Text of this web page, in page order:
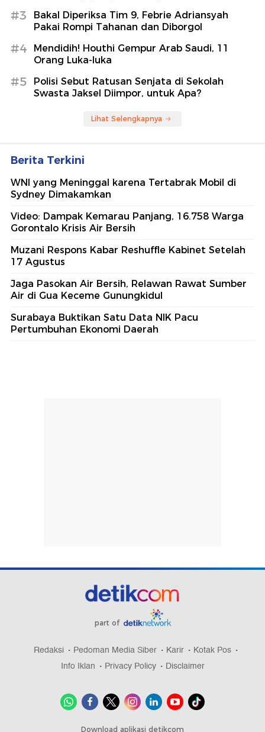
#3
Bakal Diperiksa Tim 9, Febrie Adriansyah
Pakai Rompi Tahanan dan Diborgol
#4
Mendidih! Houthi Gempur Arab Saudi, 11
Orang Luka-luka
#5
Polisi Sebut Ratusan Senjata di Sekolah
Swasta Jaksel Diimpor, untuk Apa?
Lihat Selengkapnya
Berita Terkini
WNI yang Meninggal karena Tertabrak Mobil di
Sydney Dimakamkan
Video: Dampak Kemarau Panjang, 16.758 Warga
Gorontalo Krisis Air Bersih
Muzani Respons Kabar Reshuffle Kabinet Setelah
17 Agustus
Jaga Pasokan Air Bersih, Relawan Rawat Sumber
Air di Gua Keceme Gunungkidul
Surabaya Buktikan Satu Data NIK Pacu
Pertumbuhan Ekonomi Daerah
part of
Redaksi Pedoman Media Siber Karir
Kotak Pos
Info Iklan
Privacy Policy Disclaimer
Download aplikasi detikcom